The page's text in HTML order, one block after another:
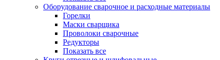
Оборудование сварочное и расходные материалы
Горелки
Маски сварщика
Проволоки сварочные
Редукторы
Показать все